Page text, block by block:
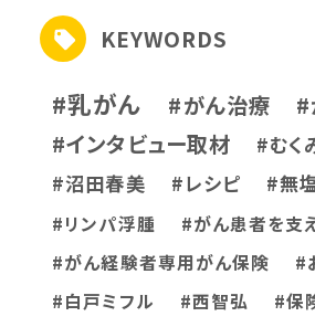
KEYWORDS
#乳がん #がん治療
#
#インタビュー取材
#むく
#沼田春美
#レシピ #無
#リンパ浮腫
#がん患者を支
#がん経験者専用がん保険
#
#白戸ミフル
#西智弘 #保